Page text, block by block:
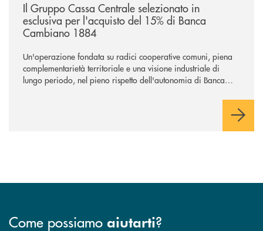
Il Gruppo Cassa Centrale selezionato in
esclusiva per l'acquisto del 15% di Banca
Cambiano 1884
Un'operazione fondata su radici cooperative comuni, piena
complementarietà territoriale e una visione industriale di
lungo periodo, nel pieno rispetto dell'autonomia di Banca
negoziazione esclusiva per la finalizzazione dell’operazione.
Come possiamo aiutarti?